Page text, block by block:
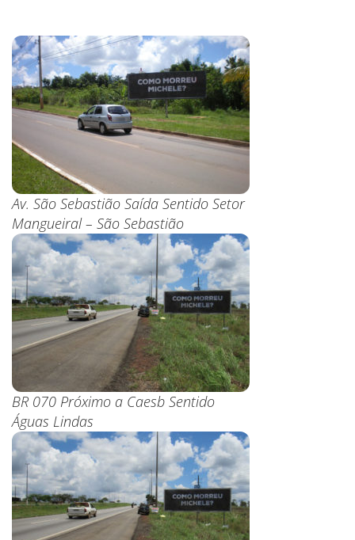
Av. São Sebastião Saída Sentido Setor
Mangueiral – São Sebastião
BR 070 Próximo a Caesb Sentido
Águas Lindas